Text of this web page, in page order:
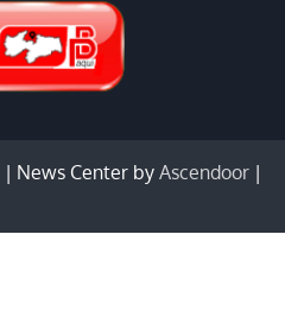
| News Center by Ascendoor |